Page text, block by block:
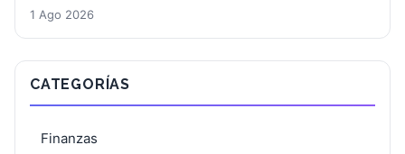
1 Ago 2026
CATEGORÍAS
Finanzas